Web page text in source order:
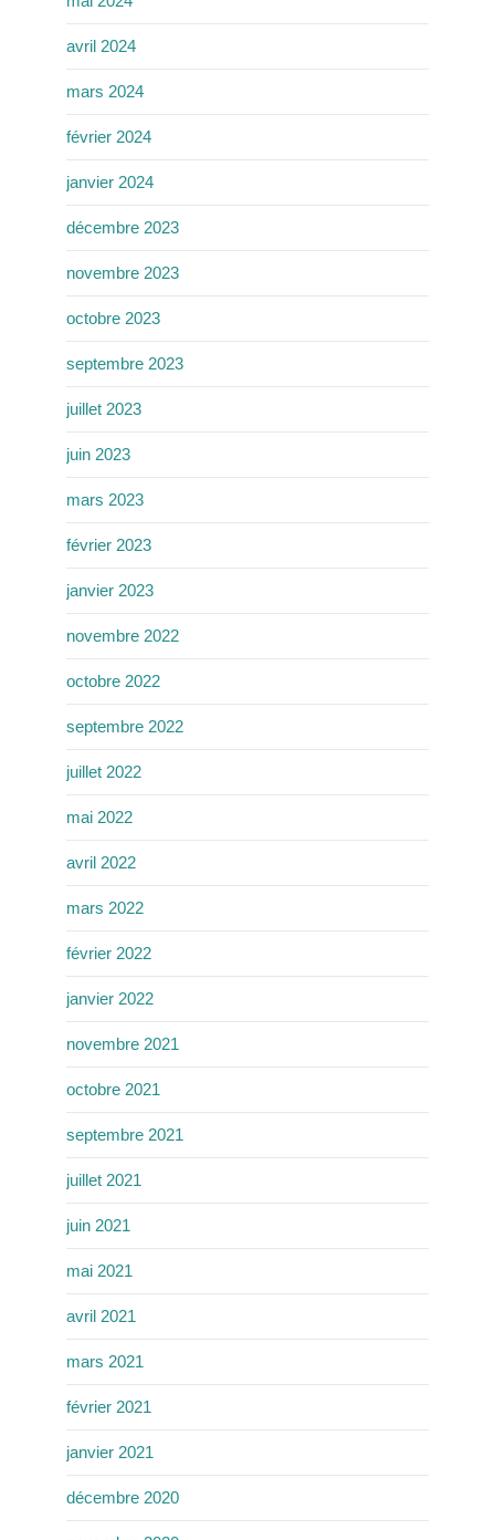
avril 2024
mars 2024
février 2024
janvier 2024
décembre 2023
novembre 2023
octobre 2023
septembre 2023
juillet 2023
juin 2023
mars 2023
février 2023
janvier 2023
novembre 2022
octobre 2022
septembre 2022
juillet 2022
mai 2022
avril 2022
mars 2022
février 2022
janvier 2022
novembre 2021
octobre 2021
septembre 2021
juillet 2021
juin 2021
mai 2021
avril 2021
mars 2021
février 2021
janvier 2021
décembre 2020